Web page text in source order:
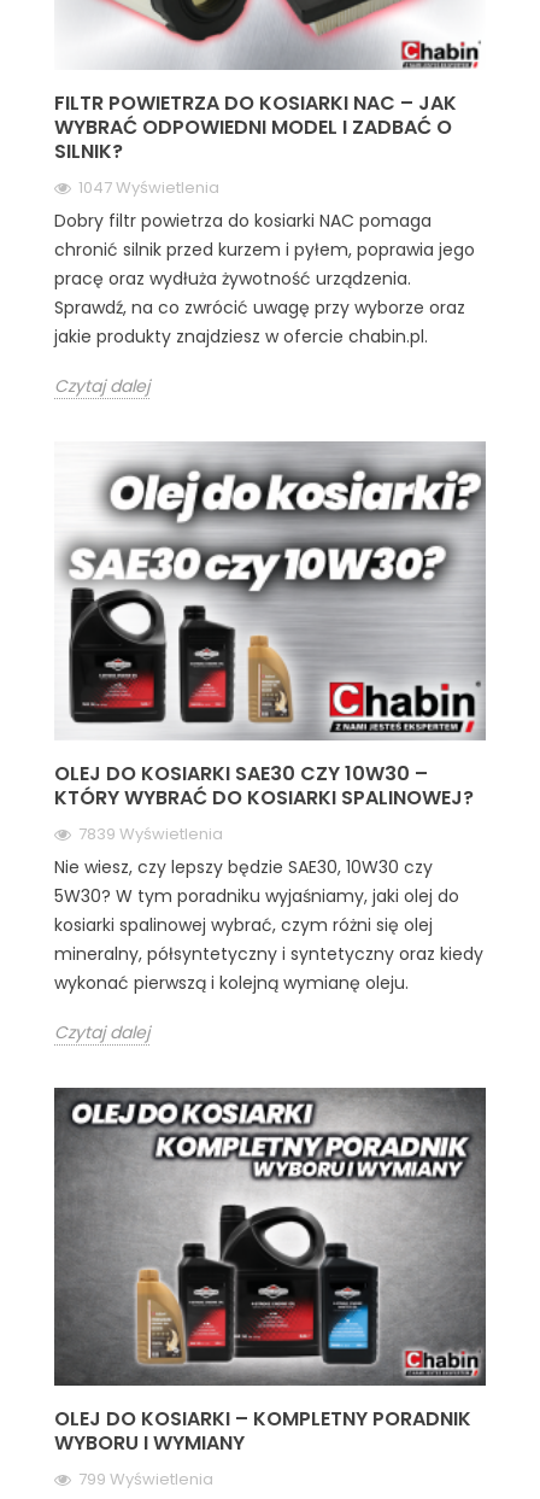
FILTR POWIETRZA DO KOSIARKI NAC – JAK
WYBRAĆ ODPOWIEDNI MODEL I ZADBAĆ O
SILNIK?
1047 Wyświetlenia
Dobry filtr powietrza do kosiarki NAC pomaga
chronić silnik przed kurzem i pyłem, poprawia jego
pracę oraz wydłuża żywotność urządzenia.
Sprawdź, na co zwrócić uwagę przy wyborze oraz
jakie produkty znajdziesz w ofercie chabin.pl.
Czytaj dalej
OLEJ DO KOSIARKI SAE30 CZY 10W30 –
KTÓRY WYBRAĆ DO KOSIARKI SPALINOWEJ?
7839 Wyświetlenia
Nie wiesz, czy lepszy będzie SAE30, 10W30 czy
5W30? W tym poradniku wyjaśniamy, jaki olej do
kosiarki spalinowej wybrać, czym różni się olej
mineralny, półsyntetyczny i syntetyczny oraz kiedy
wykonać pierwszą i kolejną wymianę oleju.
Czytaj dalej
OLEJ DO KOSIARKI – KOMPLETNY PORADNIK
WYBORU I WYMIANY
799 Wyświetlenia